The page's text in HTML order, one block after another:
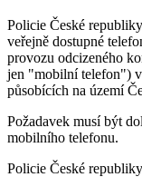
Policie České
veřejně dostupné
provozu odcizeného
jen "mobilní telefon")
působících na území
Požadavek musí být
mobilního telefonu.
Policie České